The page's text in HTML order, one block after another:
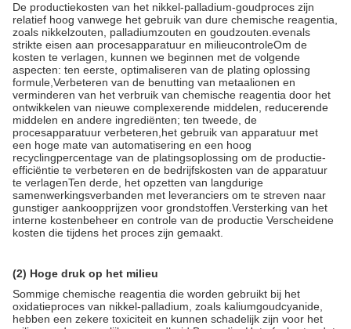
De productiekosten van het nikkel-palladium-goudproces zijn
relatief hoog vanwege het gebruik van dure chemische reagentia,
zoals nikkelzouten, palladiumzouten en goudzouten.evenals
strikte eisen aan procesapparatuur en milieucontroleOm de
kosten te verlagen, kunnen we beginnen met de volgende
aspecten: ten eerste, optimaliseren van de plating oplossing
formule,Verbeteren van de benutting van metaalionen en
verminderen van het verbruik van chemische reagentia door het
ontwikkelen van nieuwe complexerende middelen, reducerende
middelen en andere ingrediënten; ten tweede, de
procesapparatuur verbeteren,het gebruik van apparatuur met
een hoge mate van automatisering en een hoog
recyclingpercentage van de platingsoplossing om de productie-
efficiëntie te verbeteren en de bedrijfskosten van de apparatuur
te verlagenTen derde, het opzetten van langdurige
samenwerkingsverbanden met leveranciers om te streven naar
gunstiger aankoopprijzen voor grondstoffen.Versterking van het
interne kostenbeheer en controle van de productie Verscheidene
kosten die tijdens het proces zijn gemaakt.
(2) Hoge druk op het milieu
Sommige chemische reagentia die worden gebruikt bij het
oxidatieproces van nikkel-palladium, zoals kaliumgoudcyanide,
hebben een zekere toxiciteit en kunnen schadelijk zijn voor het